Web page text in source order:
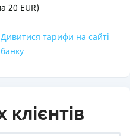
20 EUR)
Дивитися тарифи на сайті
банку